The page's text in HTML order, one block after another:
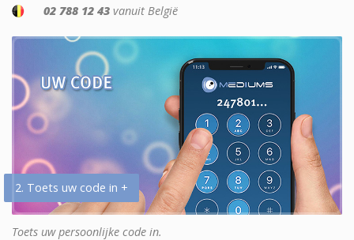
02 788 12 43 vanuit België
2. Toets uw code in +
Toets uw persoonlijke code in.